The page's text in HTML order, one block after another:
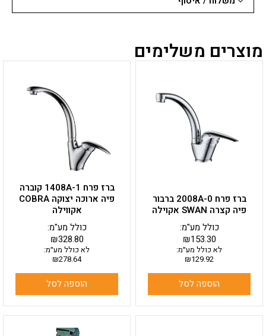
מוצרים משלימים
ברז פרח 2008A-0 ברבור
פיה קצרה SWAN אקוילה
₪153.30
כולל מע"מ:
לא כולל מע״מ:
₪129.92
הוספה לסל
ברז פרח 1408A-1 קוברה
פיה ארוכה יצוקה COBRA
אקווילה
₪328.80
כולל מע"מ:
לא כולל מע״מ:
₪278.64
הוספה לסל
זה